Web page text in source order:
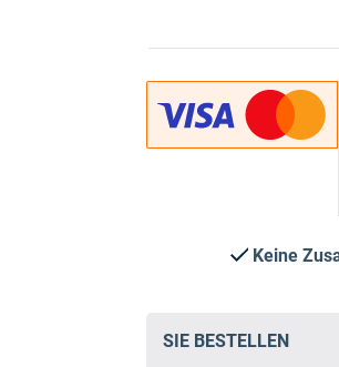
Keine
SIE BESTELLEN